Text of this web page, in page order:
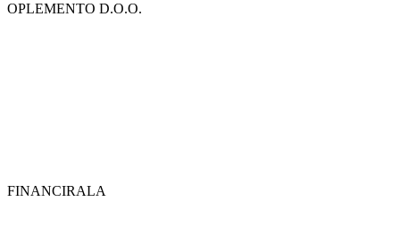
OPLEMENTO D.O.O.
FINANCIRALA